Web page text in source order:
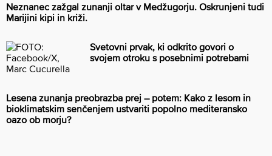
Neznanec zažgal zunanji oltar v Medžugorju. Oskrunjeni tudi
Marijini kipi in križi.
Svetovni prvak, ki odkrito govori o
svojem otroku s posebnimi potrebami
Lesena zunanja preobrazba prej – potem: Kako z lesom in
bioklimatskim senčenjem ustvariti popolno mediteransko
oazo ob morju?